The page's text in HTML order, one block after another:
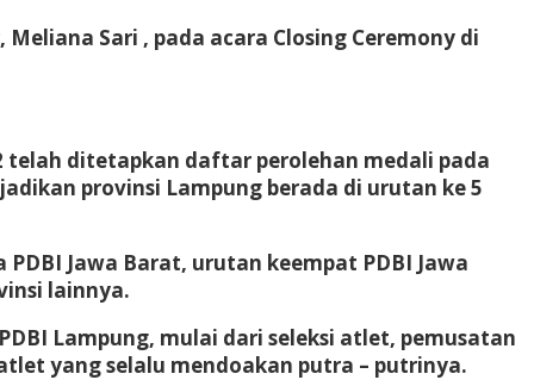
Sari , pada acara Closing Ceremony di
telah ditetapkan daftar perolehan medali pada
provinsi Lampung berada di urutan ke 5
Jawa Barat, urutan keempat PDBI Jawa
lainnya.
Lampung, mulai dari seleksi atlet, pemusatan
yang selalu mendoakan putra – putrinya.